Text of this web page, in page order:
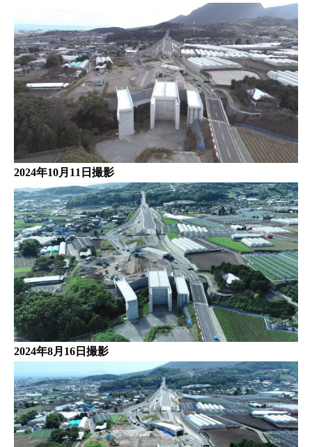
2024年10月11日撮影
2024年8月16日撮影